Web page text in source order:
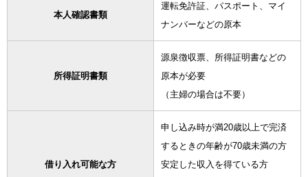
本人確認書類
運転免許証、パスポート、マイ
ナンバーなどの原本
所得証明書類
源泉徴収票、所得証明書などの
原本が必要
（主婦の場合は不要）
借り入れ可能な方
申し込み時が満20歳以上で完済
するときの年齢が70歳未満の方
安定した収入を得ている方